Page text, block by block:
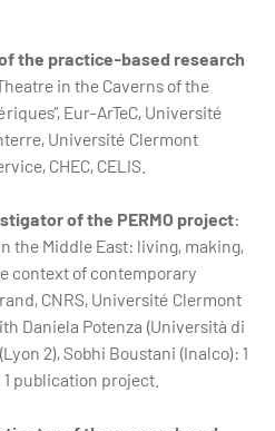
the practice-based research
in the Caverns of the
Eur-ArTeC, Université
Université Clermont
CHEC, CELIS.
of the PERMO project:
the Middle East: living, making,
context of contemporary
CNRS, Université Clermont
Daniela Potenza (Università di
2), Sobhi Boustani (Inalco): 1
publication project.